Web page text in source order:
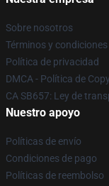
Sobre nosotros
Términos y condiciones
Política de privacidad
DMCA - Política de
CA SB657: Ley de
Nuestro apoyo
Políticas de envío
Condiciones de pago
Políticas de reembolso